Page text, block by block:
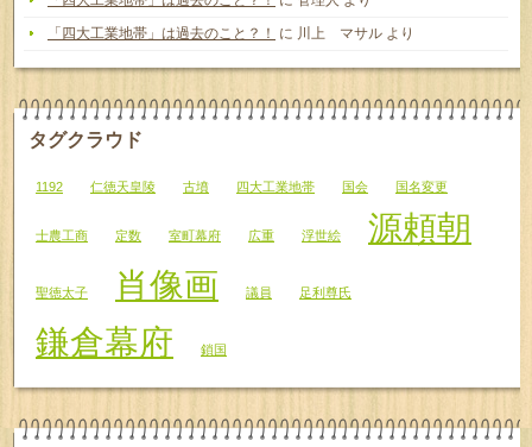
「四大工業地帯」は過去のこと？！
に 川上 マサル より
タグクラウド
1192 仁徳天皇陵 古墳 四大工業地帯 国会 国名変更
士農工商 定数 室町幕府 広重 浮世絵 源頼朝
聖徳太子 肖像画 議員 足利尊氏
鎌倉幕府 鎖国